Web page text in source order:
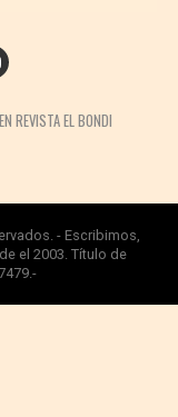
REVISTA EL BONDI
- Escribimos,
el 2003. Título de